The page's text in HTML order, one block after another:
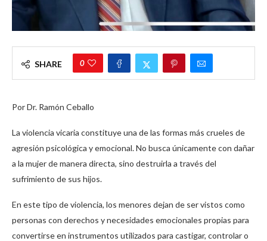
SHARE 0
Por Dr. Ramón Ceballo
La violencia vicaria constituye una de las formas más crueles de
agresión psicológica y emocional. No busca únicamente con dañar
a la mujer de manera directa, sino destruirla a través del
sufrimiento de sus hijos.
En este tipo de violencia, los menores dejan de ser vistos como
personas con derechos y necesidades emocionales propias para
convertirse en instrumentos utilizados para castigar, controlar o